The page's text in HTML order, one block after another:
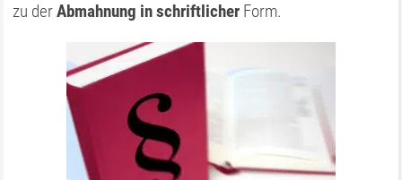
zu derAbmahnung in schriftlicher Form.